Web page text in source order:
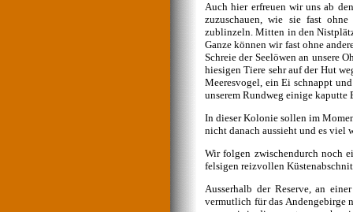
Auch hier erfreuen wir uns ab
zuzuschauen, wie sie fast
zublinzeln. Mitten in den
Ganze können wir fast ohne
Schreie der Seelöwen an unsere
hiesigen Tiere sehr auf der Hut
Meeresvogel, ein Ei schnappt
unserem Rundweg einige kaputte
In dieser Kolonie sollen im
nicht danach aussieht und es viel
Wir folgen zwischendurch noch
felsigen reizvollen
Ausserhalb der Reserve, an
vermutlich für das Andengebirge